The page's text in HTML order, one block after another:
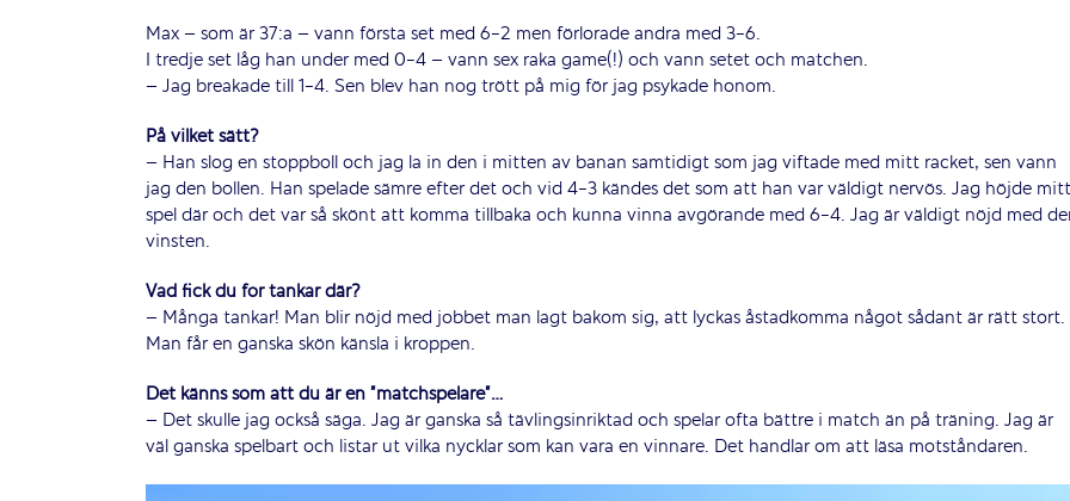
Max – som är 37:a – vann första set med 6-2 men förlorade andra med 3-6.
I tredje set låg han under med 0-4 – vann sex raka game(!) och vann setet och matchen.
– Jag breakade till 1-4. Sen blev han nog trött på mig för jag psykade honom.
På vilket sätt?
– Han slog en stoppboll och jag la in den i mitten av banan samtidigt som jag viftade med mitt racket, sen vann
jag den bollen. Han spelade sämre efter det och vid 4-3 kändes det som att han var väldigt nervös. Jag höjde mitt
spel där och det var så skönt att komma tillbaka och kunna vinna avgörande med 6-4. Jag är väldigt nöjd med
vinsten.
Vad fick du för tankar där?
– Många tankar! Man blir nöjd med jobbet man lagt bakom sig, att lyckas åstadkomma något sådant är rätt stort.
Man får en ganska skön känsla i kroppen.
Det känns som att du är en ”matchspelare”…
– Det skulle jag också säga. Jag är ganska så tävlingsinriktad och spelar ofta bättre i match än på träning. Jag är
väl ganska spelbart och listar ut vilka nycklar som kan vara en vinnare. Det handlar om att läsa motståndaren.